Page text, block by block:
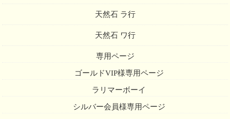
天然石 ラ行
天然石 ワ行
専用ページ
ゴールドVIP様専用ページ
ラリマーボーイ
シルバー会員様専用ページ